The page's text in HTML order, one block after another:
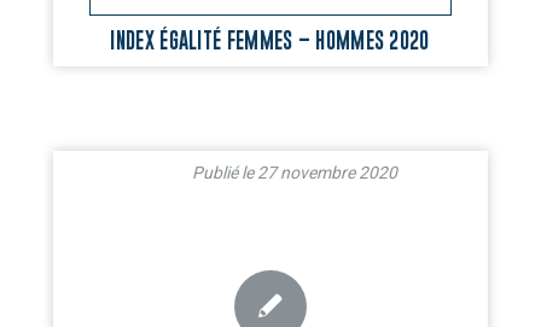
INDEX ÉGALITÉ FEMMES – HOMMES 2020
27 novembre 2020